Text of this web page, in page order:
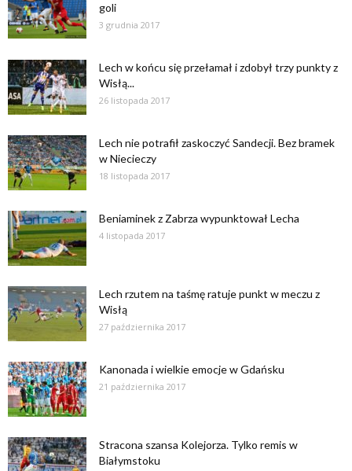
goli
3 grudnia 2017
Lech w końcu się przełamał i zdobył trzy punkty z
Wisłą...
26 listopada 2017
Lech nie potrafił zaskoczyć Sandecji. Bez bramek
w Niecieczy
18 listopada 2017
Beniaminek z Zabrza wypunktował Lecha
4 listopada 2017
Lech rzutem na taśmę ratuje punkt w meczu z
Wisłą
27 października 2017
Kanonada i wielkie emocje w Gdańsku
21 października 2017
Stracona szansa Kolejorza. Tylko remis w
Białymstoku